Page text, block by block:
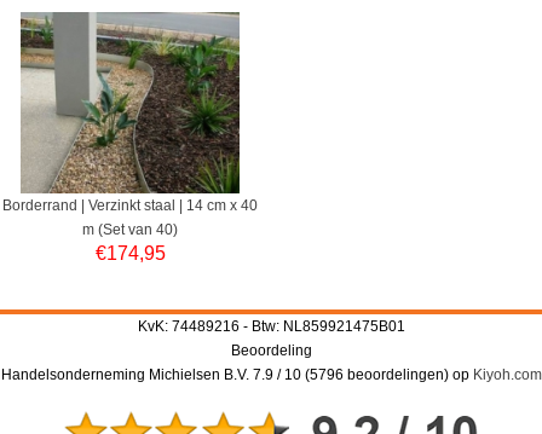
Borderrand | Verzinkt staal | 14 cm x 40
m (Set van 40)
€174,95
KvK: 74489216 - Btw: NL859921475B01
Beoordeling
Handelsonderneming Michielsen B.V. 7.9/ 10(5796 beoordelingen) op Kiyoh.com